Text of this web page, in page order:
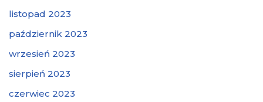
listopad 2023
październik 2023
wrzesień 2023
sierpień 2023
czerwiec 2023